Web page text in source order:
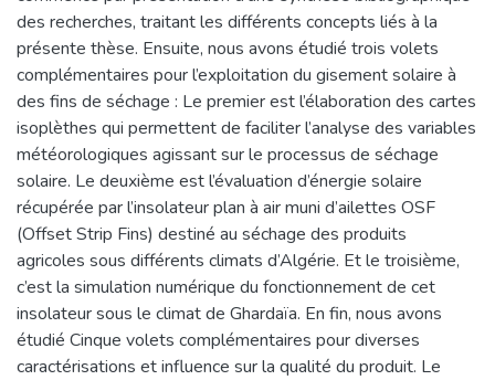
des recherches, traitant les différents concepts liés à la
présente thèse. Ensuite, nous avons étudié trois volets
complémentaires pour l’exploitation du gisement solaire à
des fins de séchage : Le premier est l’élaboration des cartes
isoplèthes qui permettent de faciliter l’analyse des variables
météorologiques agissant sur le processus de séchage
solaire. Le deuxième est l’évaluation d’énergie solaire
récupérée par l’insolateur plan à air muni d’ailettes OSF
(Offset Strip Fins) destiné au séchage des produits
agricoles sous différents climats d’Algérie. Et le troisième,
c’est la simulation numérique du fonctionnement de cet
insolateur sous le climat de Ghardaïa. En fin, nous avons
étudié Cinque volets complémentaires pour diverses
caractérisations et influence sur la qualité du produit. Le